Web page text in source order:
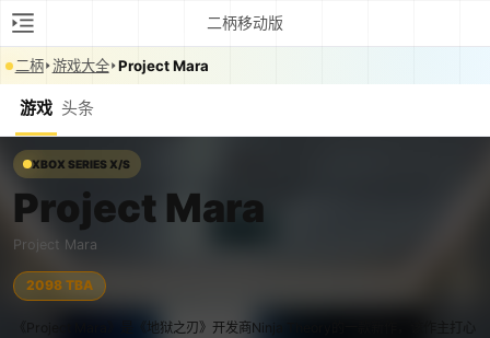
二柄移动版
二柄 游戏大全 Project Mara
游戏 头条
XBOX SERIES X/S
Project Mara
Project Mara
2098 TBA
《Project Mara》是《地狱之刃》开发商Ninja Theory的一款新作，该作主打心